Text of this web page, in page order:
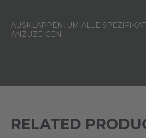
AUSKLAPPEN, UM ALLE
ANZUZEIGEN
RELATED